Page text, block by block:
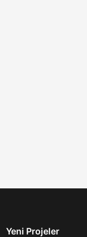
Yeni Projeler